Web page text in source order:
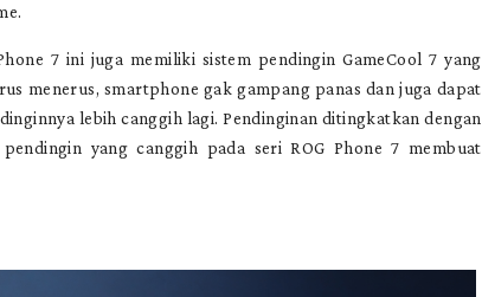
7 ini juga memiliki sistem pendingin GameCool 7 yang
menerus, smartphone gak gampang panas dan juga dapat
lebih canggih lagi. Pendinginan ditingkatkan dengan
yang canggih pada seri ROG Phone 7 membuat